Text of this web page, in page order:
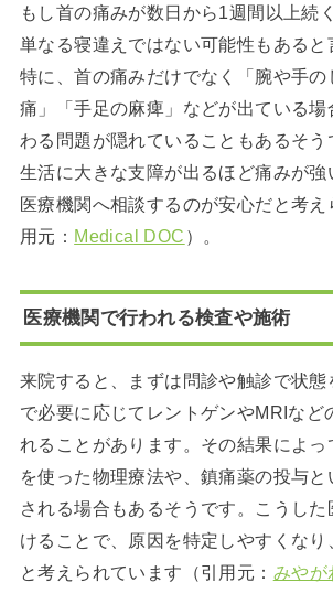
もし首の痛みが数日から1週間以上続
単なる寝違えではない可能性もあると
特に、首の痛みだけでなく「腕や手
痛」「手足の麻痺」などが出ている場
わる問題が隠れていることもあるそう
生活に大きな支障が出るほど痛みが強
医療機関へ相談するのが安心だと考え
用元： Medical DOC ）。
医療機関で行われる検査や施術
来院すると、まずは問診や触診で状態
で必要に応じてレントゲンやMRIなど
れることがあります。その結果によ
を使った物理療法や、鎮痛薬の投与
される場合もあるそうです。こうし
けることで、原因を特定しやすくなり
と考えられています（引用元： みやが